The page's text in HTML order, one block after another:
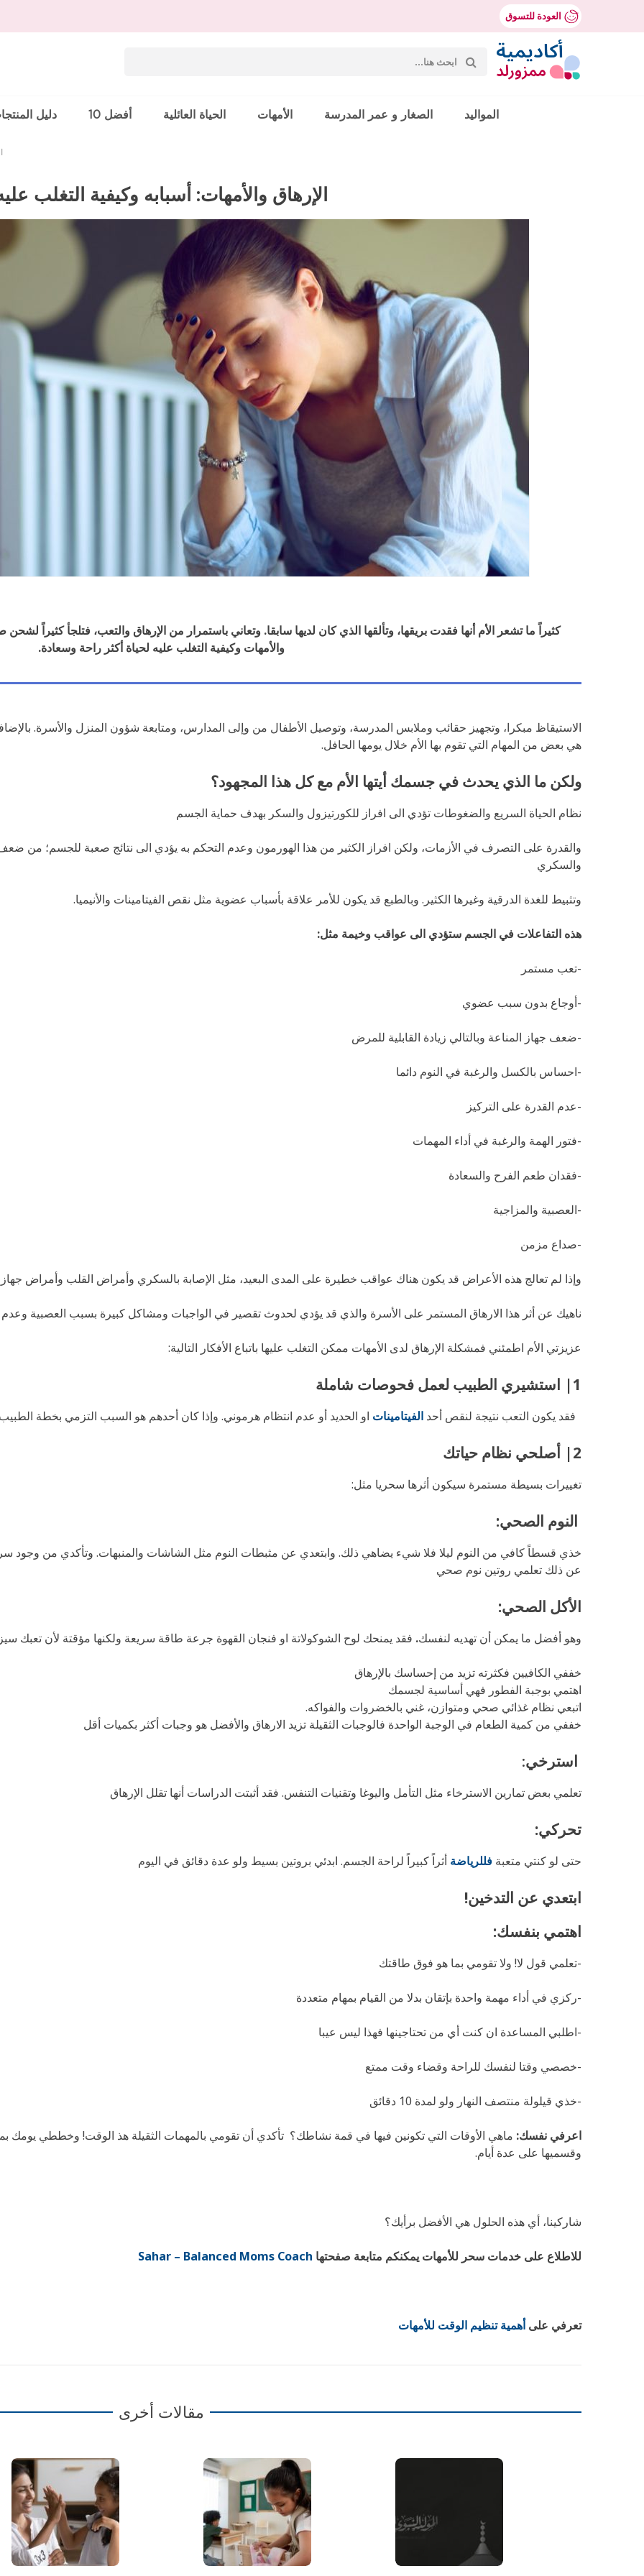
العودة للتسوق
بحث
عن:
المواليد الصغار و عمر المدرسة الأمهات الحياة العائلية أفضل 10 دليل
الإرهاق والأمهات: أسبابه وكيفية التغلب
كثيراً ما تشعر الأم أنها فقدت بريقها، وتألقها الذي كان لديها سابقا. وتعاني باستمرار من الإرهاق والتعب، فتلجأ كثيراً لشحن
والأمهات وكيفية التغلب عليه لحياة أكثر راحة وسعادة.
الاستيقاظ مبكرا، وتجهيز حقائب وملابس المدرسة، وتوصيل الأطفال من وإلى المدارس، ومتابعة شؤون المنزل والأسرة.
هي بعض من المهام التي تقوم بها الأم خلال يومها الحافل.
ولكن ما الذي يحدث في جسمك أيتها الأم مع كل هذا المجهود؟
نظام الحياة السريع والضغوطات تؤدي الى افراز للكورتيزول والسكر بهدف حماية الجسم
والقدرة على التصرف في الأزمات، ولكن افراز الكثير من هذا الهورمون وعدم التحكم به يؤدي الى نتائج صعبة للجسم؛ من
والسكري
وتثبيط للغدة الدرقية وغيرها الكثير. وبالطبع قد يكون للأمر علاقة بأسباب عضوية مثل نقص الفيتامينات والأنيميا.
هذه التفاعلات في الجسم ستؤدي الى عواقب وخيمة مثل:
-تعب مستمر
-أوجاع بدون سبب عضوي
-ضعف جهاز المناعة وبالتالي زيادة القابلية للمرض
-احساس بالكسل والرغبة في النوم دائما
-عدم القدرة على التركيز
-فتور الهمة والرغبة في أداء المهمات
-فقدان طعم الفرح والسعادة
-العصبية والمزاجية
-صداع مزمن
وإذا لم تعالج هذه الأعراض قد يكون هناك عواقب خطيرة على المدى البعيد، مثل الإصابة بالسكري وأمراض القلب وأمراض جهاز
ناهيك عن أثر هذا الارهاق المستمر على الأسرة والذي قد يؤدي لحدوث تقصير في الواجبات ومشاكل كبيرة بسبب العصبية
عزيزتي الأم اطمئني فمشكلة الإرهاق لدى الأمهات ممكن التغلب عليها باتباع الأفكار التالية:
1| استشيري الطبيب لعمل فحوصات شاملة
فقد يكون التعب نتيجة لنقص أحد الفيتامينات او الحديد أو عدم انتظام هرموني. وإذا كان أحدهم هو السبب التزمي بخطة الطبيب
2| أصلحي نظام حياتك
تغييرات بسيطة مستمرة سيكون أثرها سحريا مثل:
النوم الصحي:
خذي قسطاً كافي من النوم ليلا فلا شيء يضاهي ذلك. وابتعدي عن مثبطات النوم مثل الشاشات والمنبهات. وتأكدي من وجود
عن ذلك تعلمي روتين نوم صحي
الأكل الصحي:
وهو أفضل ما يمكن أن تهديه لنفسك. فقد يمنحك لوح الشوكولاتة او فنجان القهوة جرعة طاقة سريعة ولكنها مؤقتة لأن تعبك
خففي الكافيين فكثرته تزيد من إحساسك بالإرهاق
اهتمي بوجبة الفطور فهي أساسية لجسمك
اتبعي نظام غذائي صحي ومتوازن، غني بالخضروات والفواكه.
خففي من كمية الطعام في الوجبة الواحدة فالوجبات الثقيلة تزيد الارهاق والأفضل هو وجبات أكثر بكميات أقل
استرخي:
تعلمي بعض تمارين الاسترخاء مثل التأمل واليوغا وتقنيات التنفس. فقد أثبتت الدراسات أنها تقلل الإرهاق
تحركي:
حتى لو كنتي متعبة فللرياضة أثراً كبيراً لراحة الجسم. ابدئي بروتين بسيط ولو عدة دقائق في اليوم
ابتعدي عن التدخين!
اهتمي بنفسك:
-تعلمي قول لا! ولا تقومي بما هو فوق طاقتك
-ركزي في أداء مهمة واحدة بإتقان بدلا من القيام بمهام متعددة
-اطلبي المساعدة ان كنت أي من تحتاجينها فهذا ليس عيبا
-خصصي وقتا لنفسك للراحة وقضاء وقت ممتع
-خذي قيلولة منتصف النهار ولو لمدة 10 دقائق
اعرفي نفسك: ماهي الأوقات التي تكونين فيها في قمة نشاطك؟ تأكدي أن تقومي بالمهمات الثقيلة هذ الوقت! وخططي يومك
وقسميها على عدة أيام.
شاركينا، أي هذه الحلول هي الأفضل برأيك؟
للاطلاع على خدمات سحر للأمهات يمكنكم متابعة صفحتها Sahar – Balanced Moms Coach
تعرفي علىأهمية تنظيم الوقت للأمهات
مقالات أخرى